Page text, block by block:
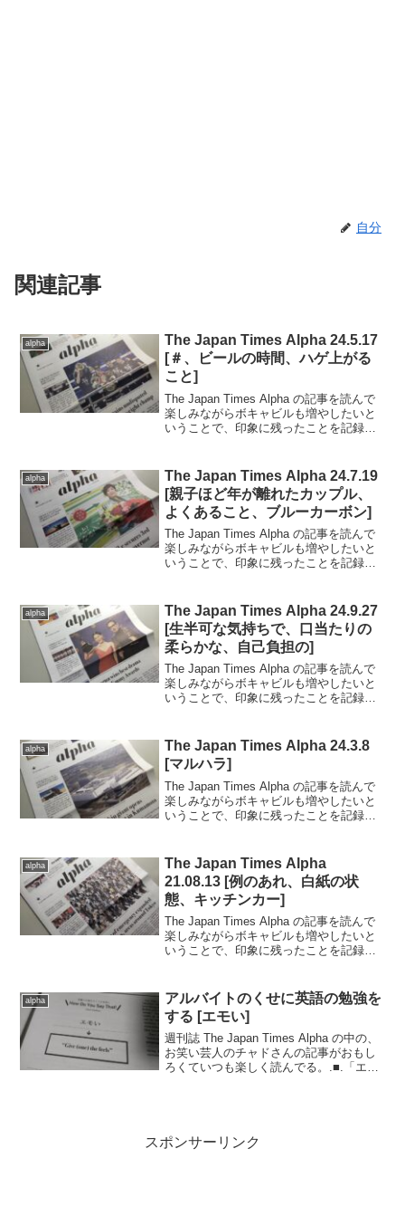
自分
関連記事
alpha
The Japan Times Alpha 24.5.17
[＃、ビールの時間、ハゲ上がる
こと]
The Japan Times Alpha の記事を読んで
楽しみながらボキャビルも増やしたいと
いうことで、印象に残ったことを記録し
よいという定説が覆さ...
alpha
The Japan Times Alpha 24.7.19
[親子ほど年が離れたカップル、
よくあること、ブルーカーボン]
The Japan Times Alpha の記事を読んで
楽しみながらボキャビルも増やしたいと
いうことで、印象に残ったことを記録し
する祖父母（と法的な...
alpha
The Japan Times Alpha 24.9.27
[生半可な気持ちで、口当たりの
柔らかな、自己負担の]
The Japan Times Alpha の記事を読んで
楽しみながらボキャビルも増やしたいと
いうことで、印象に残ったことを記録し
話。.戦争や悲惨な出来...
alpha
The Japan Times Alpha 24.3.8
[マルハラ]
The Japan Times Alpha の記事を読んで
楽しみながらボキャビルも増やしたいと
いうことで、印象に残ったことを記録し
で、普段は配達員をし...
alpha
The Japan Times Alpha
21.08.13 [例のあれ、白紙の状
態、キッチンカー]
The Japan Times Alpha の記事を読んで
楽しみながらボキャビルも増やしたいと
いうことで、印象に残ったことを記録し
まず細胞培養を使ってフ...
alpha
アルバイトのくせに英語の勉強を
する [エモい]
週刊誌 The Japan Times Alpha の中の、
お笑い芸人のチャドさんの記事がおもし
ろくていつも楽しく読んでる。.■.「エモ
スポンサーリンク